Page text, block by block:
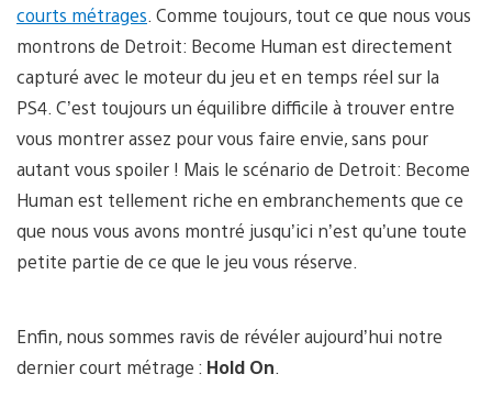
courts métrages . Comme toujours, tout ce que nous vous
montrons de Detroit: Become Human est directement
capturé avec le moteur du jeu et en temps réel sur la
PS4. C’est toujours un équilibre difficile à trouver entre
vous montrer assez pour vous faire envie, sans pour
autant vous spoiler ! Mais le scénario de Detroit: Become
Human est tellement riche en embranchements que ce
que nous vous avons montré jusqu’ici n’est qu’une toute
petite partie de ce que le jeu vous réserve.
Enfin, nous sommes ravis de révéler aujourd’hui notre
dernier court métrage : Hold On